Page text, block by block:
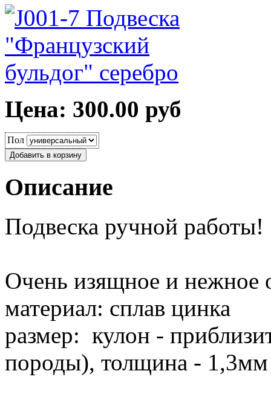
Цена: 300.00 руб
Пол
Описание
Подвеска ручной работы!
Очень изящное и нежное
материал: сплав цинка
размер: кулон -
породы), толщина -